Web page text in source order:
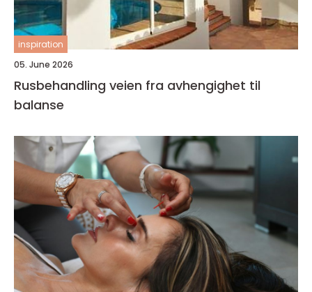
inspiration
05. June 2026
Rusbehandling veien fra avhengighet til
balanse